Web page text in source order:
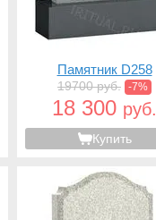
Памятник D258
19700 руб. -7%
18 300 руб.
Купить